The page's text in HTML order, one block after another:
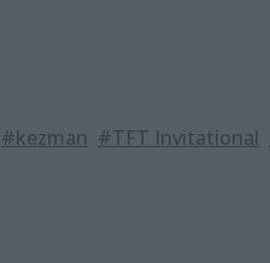
#kezman #TFT Invitational